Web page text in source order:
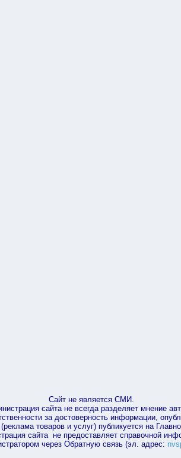
Сайт не является СМИ.
сайта не всегда разделяет мнение
за достоверность информации,
товаров и услуг) публикуется на
сайта не предоставляет справочной
через Обратную связь (эл. адрес: